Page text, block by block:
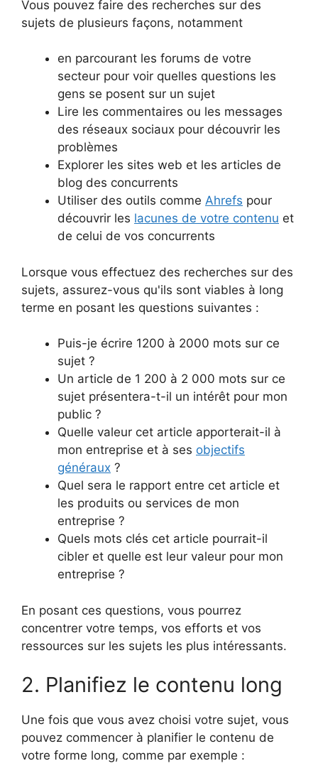
Vous pouvez faire des recherches sur des
sujets de plusieurs façons, notamment
en parcourant les forums de votre
secteur pour voir quelles questions les
gens se posent sur un sujet
Lire les commentaires ou les messages
des réseaux sociaux pour découvrir les
problèmes
Explorer les sites web et les articles de
blog des concurrents
Utiliser des outils comme Ahrefs pour
découvrir les lacunes de votre contenu et
de celui de vos concurrents
Lorsque vous effectuez des recherches sur des
sujets, assurez-vous qu'ils sont viables à long
terme en posant les questions suivantes :
Puis-je écrire 1200 à 2000 mots sur ce
sujet ?
Un article de 1 200 à 2 000 mots sur ce
sujet présentera-t-il un intérêt pour mon
public ?
Quelle valeur cet article apporterait-il à
mon entreprise et à ses objectifs
généraux ?
Quel sera le rapport entre cet article et
les produits ou services de mon
entreprise ?
Quels mots clés cet article pourrait-il
cibler et quelle est leur valeur pour mon
entreprise ?
En posant ces questions, vous pourrez
concentrer votre temps, vos efforts et vos
ressources sur les sujets les plus intéressants.
2. Planifiez le contenu long
Une fois que vous avez choisi votre sujet, vous
pouvez commencer à planifier le contenu de
votre forme long, comme par exemple :